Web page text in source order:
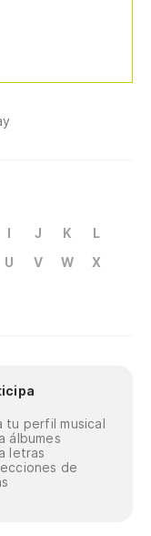
I J K
L
U V W
X
tu perfil musical
álbumes
letras
de